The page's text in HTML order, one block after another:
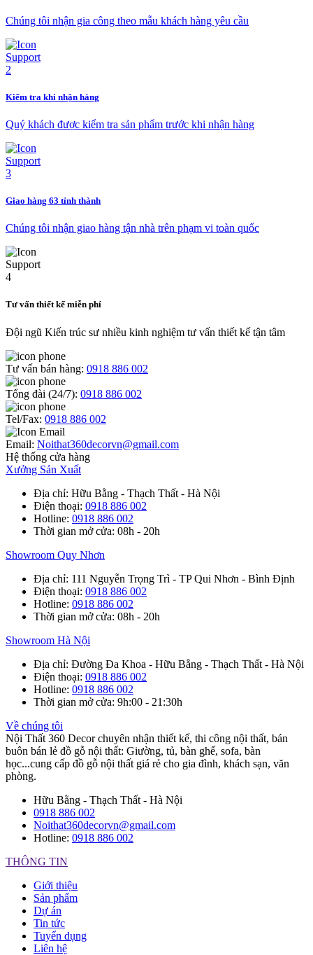
Chúng tôi nhận gia công theo mẫu khách hàng yêu cầu
Kiểm tra khi nhận hàng
Quý khách được kiểm tra sản phẩm trước khi nhận hàng
Giao hàng 63 tỉnh thành
Chúng tôi nhận giao hàng tận nhà trên phạm vi toàn quốc
Tư vấn thiết kế miễn phí
Đội ngũ Kiến trúc sư nhiều kinh nghiệm tư vấn thiết kế tận tâm
Tư vấn bán hàng: 0918 886 002
Tổng đài (24/7): 0918 886 002
Tel/Fax: 0918 886 002
Email: Noithat360decorvn@gmail.com
Hệ thống cửa hàng
Xưởng Sản Xuất
Địa chỉ: Hữu Bằng - Thạch Thất - Hà Nội
Điện thoại: 0918 886 002
Hotline: 0918 886 002
Thời gian mở cửa: 08h - 20h
Showroom Quy Nhơn
Địa chỉ: 111 Nguyễn Trọng Trì - TP Qui Nhơn - Bình Định
Điện thoại: 0918 886 002
Hotline: 0918 886 002
Thời gian mở cửa: 08h - 20h
Showroom Hà Nội
Địa chỉ: Đường Đa Khoa - Hữu Bằng - Thạch Thất - Hà Nội
Điện thoại: 0918 886 002
Hotline: 0918 886 002
Thời gian mở cửa: 9h:00 - 21:30h
Về chúng tôi
Nội Thất 360 Decor chuyên nhận thiết kế, thi công nội thất, bán
buôn bán lẻ đồ gỗ nội thất: Giường, tủ, bàn ghế, sofa, bàn
học...cung cấp đồ gỗ nội thất giá rẻ cho gia đình, khách sạn, văn
phòng.
Hữu Bằng - Thạch Thất - Hà Nội
0918 886 002
Noithat360decorvn@gmail.com
Hotline: 0918 886 002
THÔNG TIN
Giới thiệu
Sản phẩm
Dự án
Tin tức
Tuyển dụng
Liên hệ